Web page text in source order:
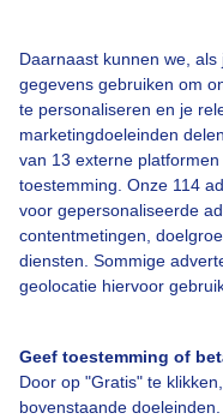
Daarnaast kunnen we,
gegevens gebruiken om
te personaliseren en je
marketingdoeleinden
van 13 externe
toestemming. Onze 114
voor gepersonaliseerde
contentmetingen,
diensten. Sommige
geolocatie hiervoor
Geef toestemming of
Door op "Gratis" te
bovenstaande
Een
Over Buienradar
Veelgestelde vragen
Contact